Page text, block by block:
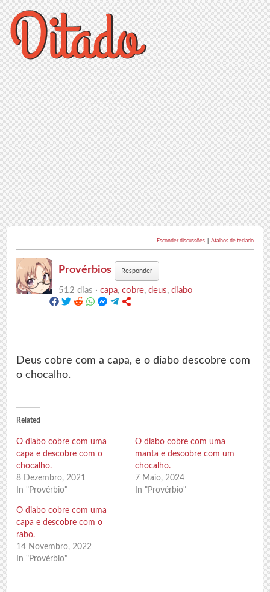
Esconder discussões Atalhos de teclado
Provérbios Responder
512 dias ·capa,cobre,deus,diabo
Deus cobre com a capa, e o diabo descobre com
o chocalho.
Related
O diabo cobre com uma
capa e descobre com o
chocalho.
8 Dezembro, 2021
In "Provérbio"
O diabo cobre com uma
manta e descobre com um
chocalho.
7 Maio, 2024
In "Provérbio"
O diabo cobre com uma
capa e descobre com o
rabo.
14 Novembro, 2022
In "Provérbio"